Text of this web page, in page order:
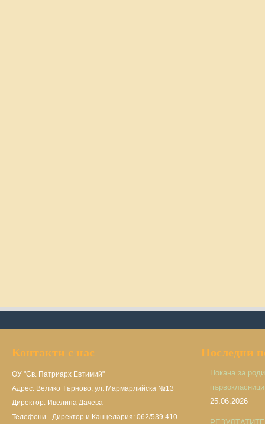
Контакти с нас
ОУ "Св. Патриарх Евтимий"
Адрес: Велико Търново, ул. Мармарлийска №13
Директор: Ивелина Дачева
Телефони - Директор и Канцелария: 062/539 410
Последни
Покана за
25.06.2026